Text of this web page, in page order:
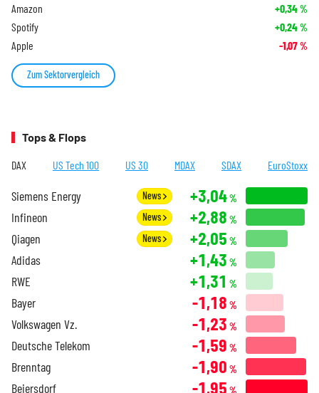
Amazon +0,34%
Spotify +0,24%
Apple -1,07%
Zum Sektorvergleich
Tops & Flops
DAX US Tech 100 US 30 MDAX SDAX EuroStoxx
Siemens Energy News +3,04%
Infineon News +2,88 %
Qiagen News +2,05 %
Adidas +1,43 %
RWE +1,31 %
Bayer -1,18 %
Volkswagen Vz. -1,23 %
Deutsche Telekom -1,59 %
Brenntag -1,90 %
Beiersdorf -1,95